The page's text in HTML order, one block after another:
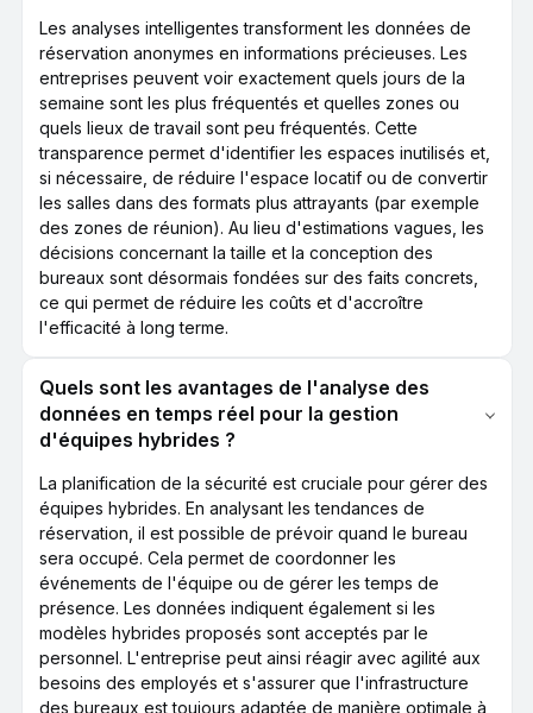
Les analyses intelligentes transforment les données de
réservation anonymes en informations précieuses. Les
entreprises peuvent voir exactement quels jours de la
semaine sont les plus fréquentés et quelles zones ou
quels lieux de travail sont peu fréquentés. Cette
transparence permet d'identifier les espaces inutilisés et,
si nécessaire, de réduire l'espace locatif ou de convertir
les salles dans des formats plus attrayants (par exemple
des zones de réunion). Au lieu d'estimations vagues, les
décisions concernant la taille et la conception des
bureaux sont désormais fondées sur des faits concrets,
ce qui permet de réduire les coûts et d'accroître
l'efficacité à long terme.
Quels sont les avantages de l'analyse des
données en temps réel pour la gestion
d'équipes hybrides ?
La planification de la sécurité est cruciale pour gérer des
équipes hybrides. En analysant les tendances de
réservation, il est possible de prévoir quand le bureau
sera occupé. Cela permet de coordonner les
événements de l'équipe ou de gérer les temps de
présence. Les données indiquent également si les
modèles hybrides proposés sont acceptés par le
personnel. L'entreprise peut ainsi réagir avec agilité aux
besoins des employés et s'assurer que l'infrastructure
des bureaux est toujours adaptée de manière optimale à